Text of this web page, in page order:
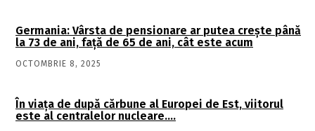
Germania: Vârsta de pensionare ar putea crește până
la 73 de ani, față de 65 de ani, cât este acum
OCTOMBRIE 8, 2025
În viaţa de după cărbune al Europei de Est, viitorul
este al centralelor nucleare….